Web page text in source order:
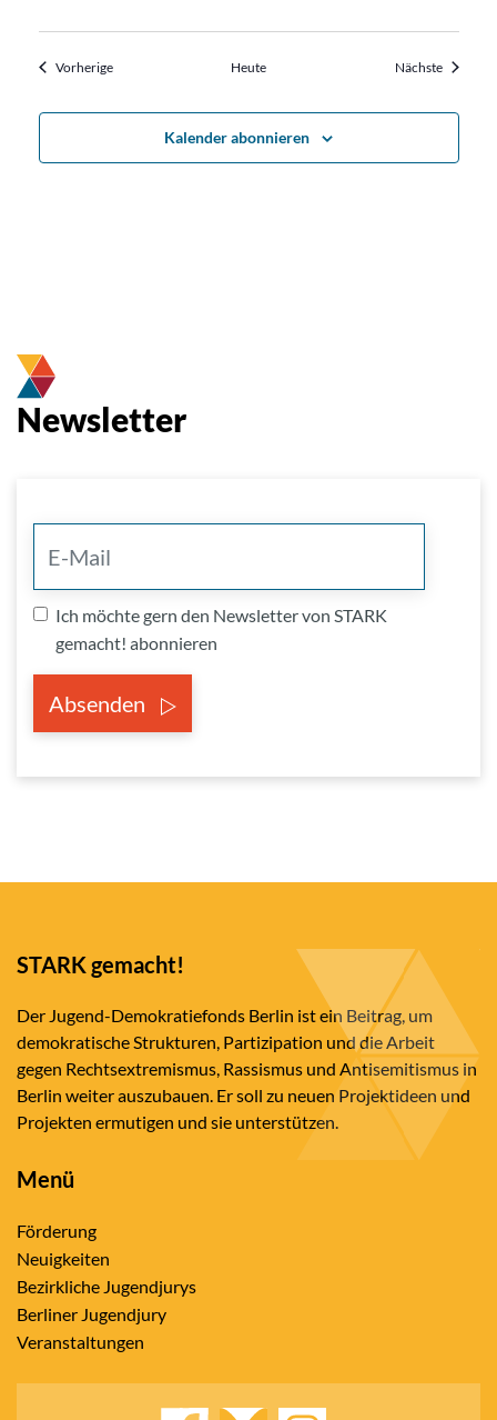
VorherigeVeranstaltungen Heute Nächste
Kalender abonnieren
Newsletter
Ich möchte gern den Newsletter von STARK
gemacht! abonnieren
Absenden
STARK gemacht!
Der Jugend-Demokratiefonds Berlin ist ein Beitrag, um
demokratische Strukturen, Partizipation und die Arbeit
gegen Rechtsextremismus, Rassismus und Antisemitismus in
Berlin weiter auszubauen. Er soll zu neuen Projektideen und
Projekten ermutigen und sie unterstützen.
Menü
Förderung
Neuigkeiten
Bezirkliche Jugendjurys
Berliner Jugendjury
Veranstaltungen